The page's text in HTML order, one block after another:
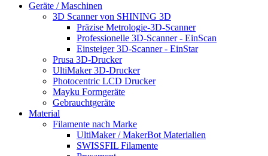
Geräte / Maschinen
3D Scanner von SHINING 3D
Präzise Metrologie-3D-Scanner
Professionelle 3D-Scanner - EinScan
Einsteiger 3D-Scanner - EinStar
Prusa 3D-Drucker
UltiMaker 3D-Drucker
Photocentric LCD Drucker
Mayku Formgeräte
Gebrauchtgeräte
Material
Filamente nach Marke
UltiMaker / MakerBot Materialien
SWISSFIL Filamente